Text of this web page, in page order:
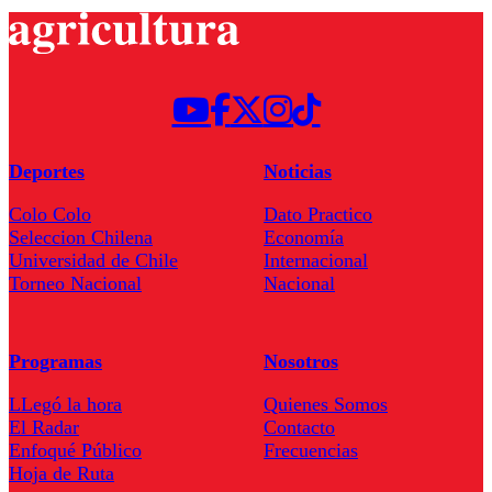
Deportes
Colo Colo
Seleccion Chilena
Universidad de Chile
Torneo Nacional
Noticias
Dato Practico
Economía
Internacional
Nacional
Programas
LLegó la hora
El Radar
Enfoqué Público
Hoja de Ruta
Nosotros
Quienes Somos
Contacto
Frecuencias